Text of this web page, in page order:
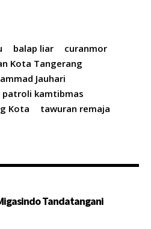
balap liar
curanmor
Kota Tangerang
Jauhari
patroli kamtibmas
Kota
tawuran remaja
Tandatangani